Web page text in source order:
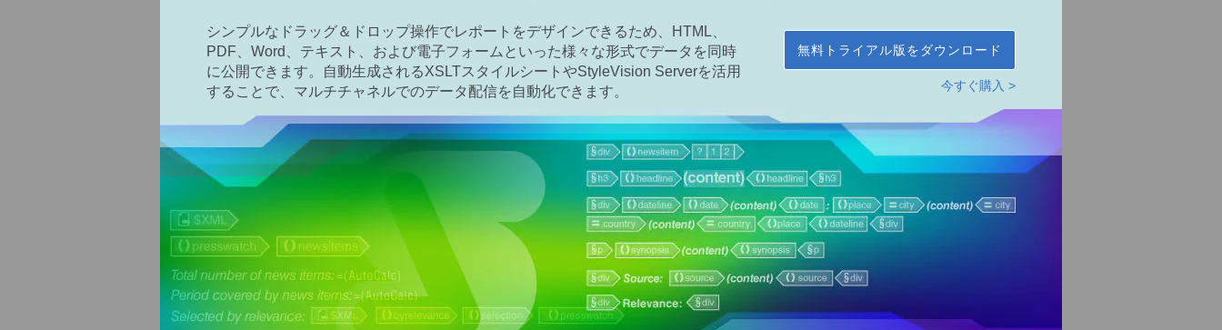
シンプルなドラッグ＆ドロップ操作でレポートをデザインできるため、HTML、
PDF、Word、テキスト、および電子フォームといった様々な形式でデータを同時
に公開できます。自動生成されるXSLTスタイルシートやStyleVision Serverを活用
することで、マルチチャネルでのデータ配信を自動化できます。
無料トライアル版をダウンロード
今すぐ購入 >